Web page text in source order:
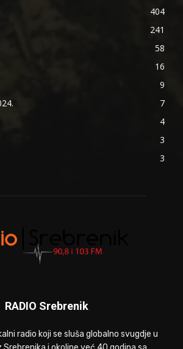
404
241
58
16
9
7
4
3
3
RADIO Srebrenik
radio koji se sluša globalno svugdje u